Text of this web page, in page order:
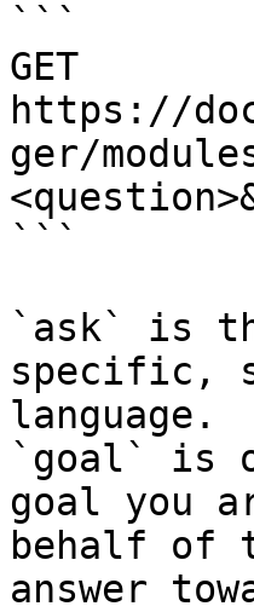
```
GET
https://
ger/
```
`ask` is
specific,
language.
`goal` is
goal you
behalf of
answer